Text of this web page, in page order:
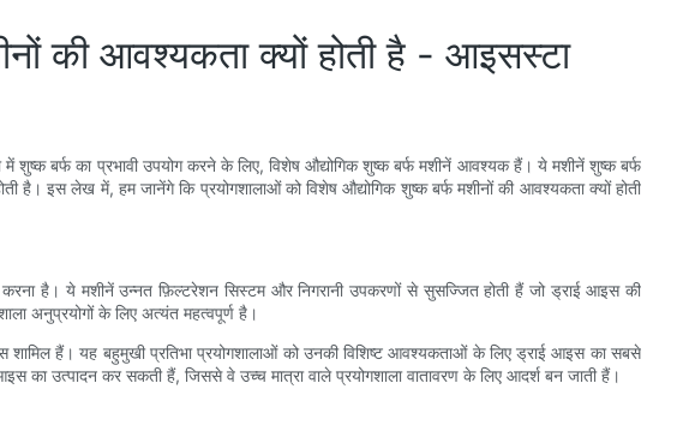
की आवश्यकता क्यों होती है - आइसस्टा
शुष्क बर्फ का प्रभावी उपयोग करने के लिए, विशेष औद्योगिक शुष्क बर्फ मशीनें आवश्यक हैं। ये मशीनें शुष्क बर्फ
है। इस लेख में, हम जानेंगे कि प्रयोगशालाओं को विशेष औद्योगिक शुष्क बर्फ मशीनों की आवश्यकता क्यों होती
है। ये मशीनें उन्नत फ़िल्टरेशन सिस्टम और निगरानी उपकरणों से सुसज्जित होती हैं जो ड्राई आइस की
अनुप्रयोगों के लिए अत्यंत महत्वपूर्ण है।
हैं। यह बहुमुखी प्रतिभा प्रयोगशालाओं को उनकी विशिष्ट आवश्यकताओं के लिए ड्राई आइस का सबसे
का उत्पादन कर सकती हैं, जिससे वे उच्च मात्रा वाले प्रयोगशाला वातावरण के लिए आदर्श बन जाती हैं।